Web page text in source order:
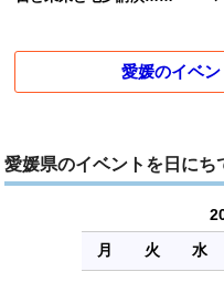
愛媛のイベ
愛媛県のイベントを日にち
月
火 水